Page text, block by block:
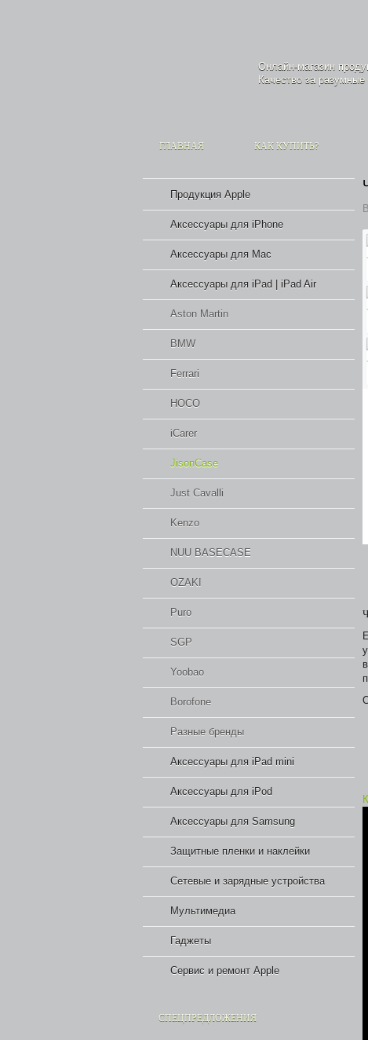
Онлайн-магазин
Качество за разумные
ГЛАВНАЯ КАК КУПИТЬ?
Продукция Apple
Аксессуары для iPhone
Аксессуары для Mac
Аксессуары для iPad | iPad Air
Aston Martin
BMW
Ferrari
HOCO
iCarer
JisonCase
Just Cavalli
Kenzo
NUU BASECASE
OZAKI
Puro
SGP
Yoobao
Borofone
Разные бренды
Аксессуары для iPad mini
Аксессуары для iPod
Аксессуары для Samsung
Защитные пленки и наклейки
Сетевые и зарядные устройства
Мультимедиа
Гаджеты
Сервис и ремонт Apple
СПЕЦПРЕДЛОЖЕНИЯ